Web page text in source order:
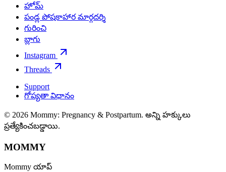
హోమ్
పండ్ల పోషకాహార మార్గదర్శి
గురించి
బ్లాగు
Instagram
Threads
Support
గోప్యతా విధానం
© 2026 Mommy: Pregnancy & Postpartum. అన్ని హక్కులు
ప్రత్యేకించబడ్డాయి.
MOMMY
Mommy యాప్